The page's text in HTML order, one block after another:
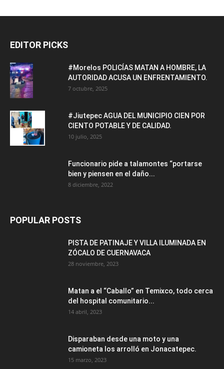
EDITOR PICKS
#Morelos POLICÍAS MATAN A HOMBRE, LA
AUTORIDAD ACUSA UN ENFRENTAMIENTO.
7 octubre, 2025
#Jiutepec AGUA DEL MUNICIPIO CIEN POR
CIENTO POTABLE Y DE CALIDAD.
10 julio, 2025
Funcionario pide a talamontes “portarse
bien y piensen en el daño...
8 diciembre, 2022
POPULAR POSTS
PISTA DE PATINAJE Y VILLA ILUMINADA EN
ZÓCALO DE CUERNAVACA
28 noviembre, 2023
Matan a el “Caballo” en Temixco, todo cerca
del hospital comunitario...
14 abril, 2023
Disparaban desde una moto y una
camioneta los arrolló en Jonacatepec.
15 marzo, 2023